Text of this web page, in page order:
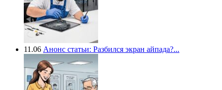
11.06 Анонс статьи: Разбился экран айпада?...